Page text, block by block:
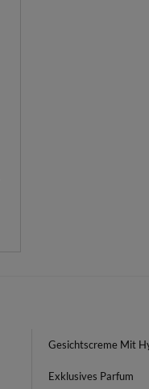
Gesichtscreme Mit
Exklusives Parfum